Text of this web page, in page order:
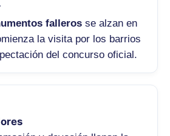
falleros se alzan en
la visita por los barrios
del concurso oficial.